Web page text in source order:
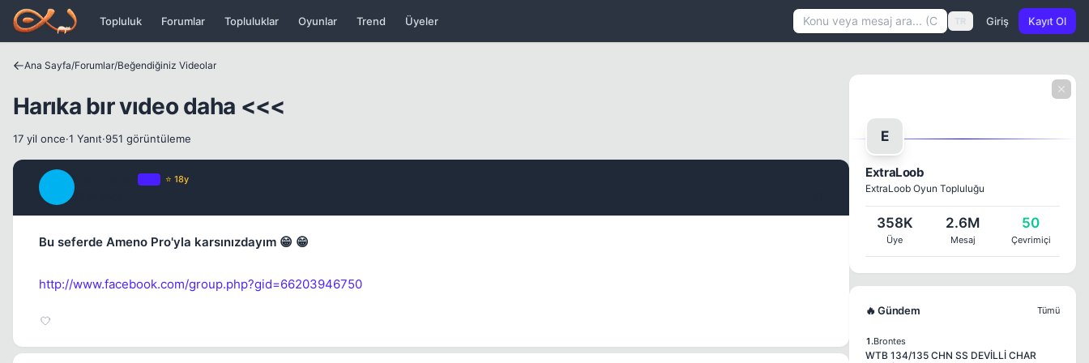
Icerige atla
Topluluk Forumlar Topluluklar Oyunlar Trend Üyeler TR Giriş Kayıt Ol
Ana Sayfa/Forumlar/Beğendiğiniz Videolar
Harıka bır vıdeo daha <<<
17 yil once·1 Yanıt·951 görüntüleme
⭐ 18y
Bu seferde Ameno Pro'yla karsınızdayım 😁 😁
http://www.facebook.com/group.php?gid=66203946750
E
ExtraLoob
ExtraLoob Oyun Topluluğu
358K
Üye
2.6M
Mesaj
50
Çevrimiçi
🔥 Gündem Tümü
1.Brontes
WTB 134/135 CHN SS DEVİLLİ CHAR